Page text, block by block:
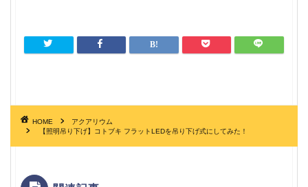
HOME
アクアリウム
【照明吊り下げ】コトブキ フラットLEDを吊り下げ式にしてみた！